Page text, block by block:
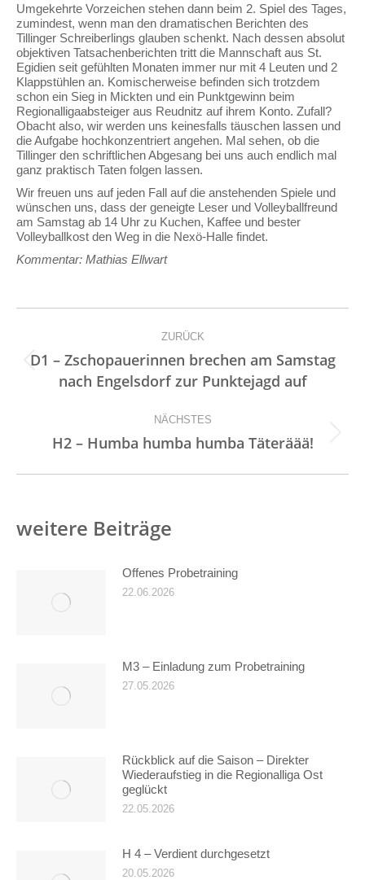
Umgekehrte Vorzeichen stehen dann beim 2. Spiel des Tages,
zumindest, wenn man den dramatischen Berichten des
Tillinger Schreiberlings glauben schenkt. Nach dessen absolut
objektiven Tatsachenberichten tritt die Mannschaft aus St.
Egidien seit gefühlten Monaten immer nur mit 4 Leuten und 2
Klappstühlen an. Komischerweise befinden sich trotzdem
schon ein Sieg in Mickten und ein Punktgewinn beim
Regionalligaabsteiger aus Reudnitz auf ihrem Konto. Zufall?
Obacht also, wir werden uns keinesfalls täuschen lassen und
die Aufgabe hochkonzentriert angehen. Mal sehen, ob die
Tillinger den schriftlichen Abgesang bei uns auch endlich mal
ganz praktisch Taten folgen lassen.
Wir freuen uns auf jeden Fall auf die anstehenden Spiele und
wünschen uns, dass der geneigte Leser und Volleyballfreund
am Samstag ab 14 Uhr zu Kuchen, Kaffee und bester
Volleyballkost den Weg in die Nexö-Halle findet.
Kommentar: Mathias Ellwart
Kommentarnavigation
ZURÜCK
Vorheriger
Beitrag:
D1 – Zschopauerinnen brechen am Samstag
nach Engelsdorf zur Punktejagd auf
NÄCHSTES
Nächster
Beitrag:
H2 – Humba humba humba Täteräää!
weitere Beiträge
Offenes Probetraining
22.06.2026
M3 – Einladung zum Probetraining
27.05.2026
Rückblick auf die Saison – Direkter
Wiederaufstieg in die Regionalliga Ost
geglückt
22.05.2026
H 4 – Verdient durchgesetzt
20.05.2026